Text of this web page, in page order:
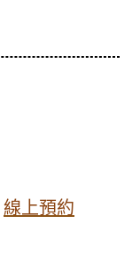
線上預約